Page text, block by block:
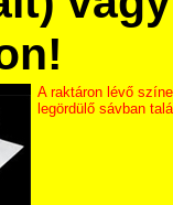
A raktáron lévő
legördülő sávban